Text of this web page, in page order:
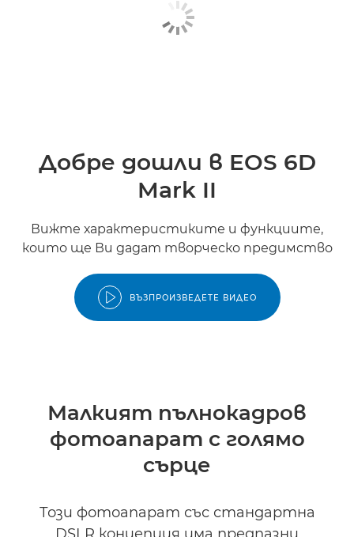
Добре дошли в EOS 6D
Mark II
Вижте характеристиките и функциите,
които ще Ви дадат творческо предимство
ВЪЗПРОИЗВЕДЕТЕ ВИДЕО
Малкият пълнокадров
фотоапарат с голямо
сърце
Този фотоапарат със стандартна